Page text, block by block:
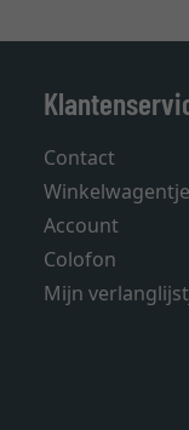
Contact
Winkelwagentje
Account
Colofon
Mijn